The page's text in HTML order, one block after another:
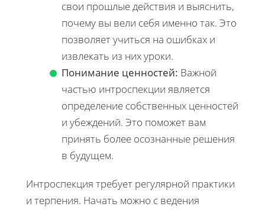
свои прошлые действия и выяснить,
почему вы вели себя именно так. Это
позволяет учиться на ошибках и
извлекать из них уроки.
Понимание ценностей: Важной
частью интроспекции является
определение собственных ценностей
и убеждений. Это поможет вам
принять более осознанные решения
в будущем.
Интроспекция требует регулярной практики
и терпения. Начать можно с ведения